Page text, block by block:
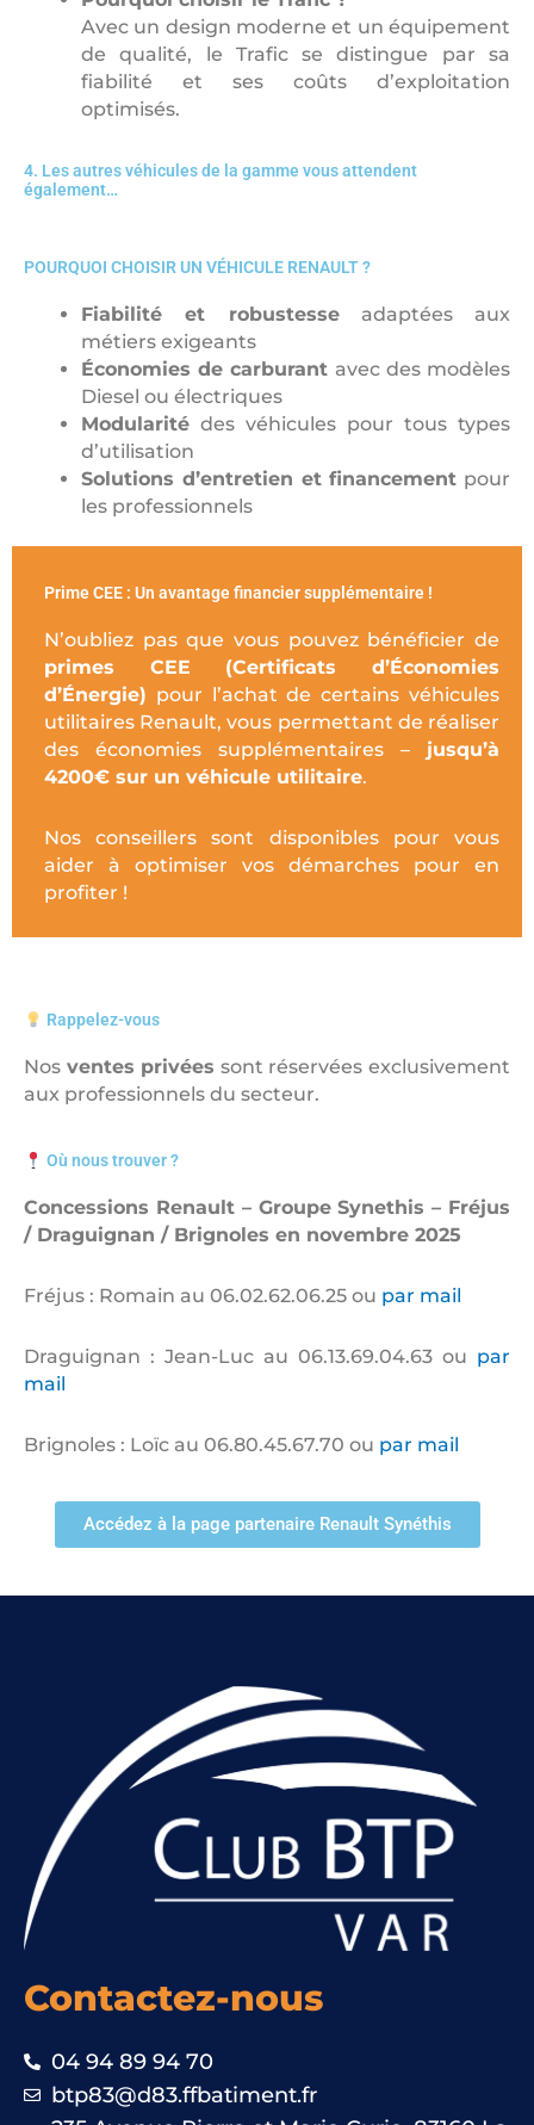
Avec un design moderne et un équipement
de qualité, le Trafic se distingue par sa
fiabilité et ses coûts d’exploitation
optimisés.
4. Les autres véhicules de la gamme vous attendent
également…
POURQUOI CHOISIR UN VÉHICULE RENAULT ?
Fiabilité et robustesseadaptées aux
métiers exigeants
Économies de carburant avec des modèles
Diesel ou électriques
Modularité des véhicules pour tous types
d’utilisation
Solutions d’entretien et financement pour
les professionnels
Prime CEE : Un avantage financier supplémentaire !
N’oubliez pas que vous pouvez bénéficier de
primes CEE (Certificats d’Économies
d’Énergie) pour l’achat de certains véhicules
utilitaires Renault, vous permettant de réaliser
des économies supplémentaires – jusqu’à
4200€ sur un véhicule utilitaire.
Nos conseillers sont disponibles pour vous
aider à optimiser vos démarches pour en
profiter !
Rappelez-vous
Nos ventes privées sont réservées exclusivement
aux professionnels du secteur.
Où nous trouver ?
Concessions Renault – Groupe Synethis – Fréjus
/ Draguignan / Brignoles en novembre 2025
Fréjus : Romain au 06.02.62.06.25 ou par mail
Draguignan : Jean-Luc au 06.13.69.04.63 ou par
mail
Brignoles : Loïc au 06.80.45.67.70 ou par mail
Accédez à la page partenaire Renault Synéthis
Contactez-nous
04 94 89 94 70
btp83@d83.ffbatiment.fr